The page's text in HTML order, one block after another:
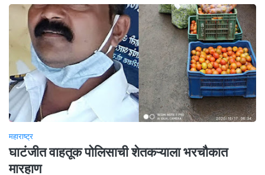
महाराष्ट्र
घाटंजीत वाहतूक पोलिसाची शेतकऱ्याला भरचौकात
मारहाण